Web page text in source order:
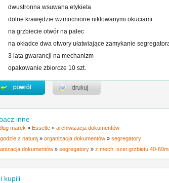
dwustronna wsuwana etykieta
dolne krawędzie wzmocnione niklowanymi okuciami
na grzbiecie otwór na palec
na okładce dwa otwory ułatwiające zamykanie
3 lata gwarancji na mechanizm
opakowanie zbiorcze 10 szt.
inne
marek » Esselte » archiwizacja dokumentów
z naturą » organizacja dokumentów » segregatory
dokumentów » segregatory » z mech. szer.grzbietu 40-
kupili